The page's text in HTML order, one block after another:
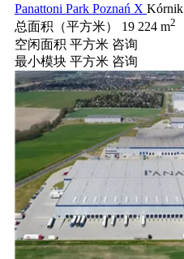
Panattoni Park Poznań X Kórnik
总面积（平方米）
19 224 m2
空闲面积 平方米 咨询
最小模块 平方米 咨询